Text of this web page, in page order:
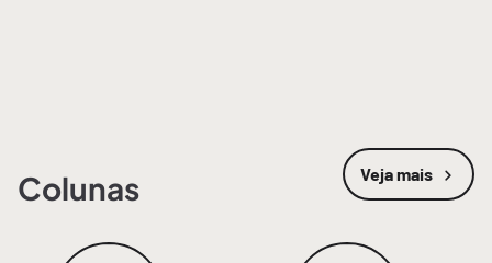
Colunas Veja mais